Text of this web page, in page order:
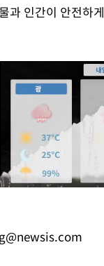
과 인간이 안전하